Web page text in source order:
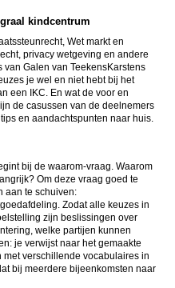
kindcentrum
Wet markt en
privacy wetgeving en andere
Galen van TeekensKarstens
je wel en niet hebt bij het
een IKC. En wat de voor en
de casussen van de deelnemers
en aandachtspunten naar huis.
bij de waarom-vraag. Waarom
Om deze vraag goed te
aan te schuiven:
Zodat alle keuzes in
zijn beslissingen over
welke partijen kunnen
je verwijst naar het gemaakte
verschillende vocabulaires in
bij meerdere bijeenkomsten naar